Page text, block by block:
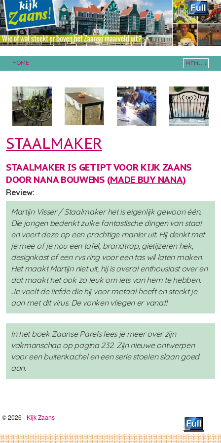
HOME
MENU ↓
STAALMAKER
STAALMAKER IS GETIPT VOOR KIJK ZAANS
DOOR NANA BOUWENS (MADE BUY NANA)
Review:
Martijn Visser / Staalmaker het is eigenlijk gewoon één.
Die jongen bedenkt zulke fantastische dingen van staal
en voert deze op een prachtige manier uit. Hij denkt met
je mee of je nou een tafel, brandtrap, gietijzeren hek,
designkast of een rvs ring voor een tas wil laten maken.
Het maakt Martijn niet uit, hij is overal enthousiast over en
dat maakt het ook zo leuk om iets van hem te hebben.
Je voelt de liefde die hij voor metaal heeft en steekt je
aan met dit virus. De vonken vliegen er vanaf!
In het boek Zaanse Parels lees je meer over zijn
vakmanschap op pagina 232. Zijn nieuwe ontwerpen
voor een buitenkachel en een serie stoelen slaan goed
aan.
© 2026 - Kijk Zaans